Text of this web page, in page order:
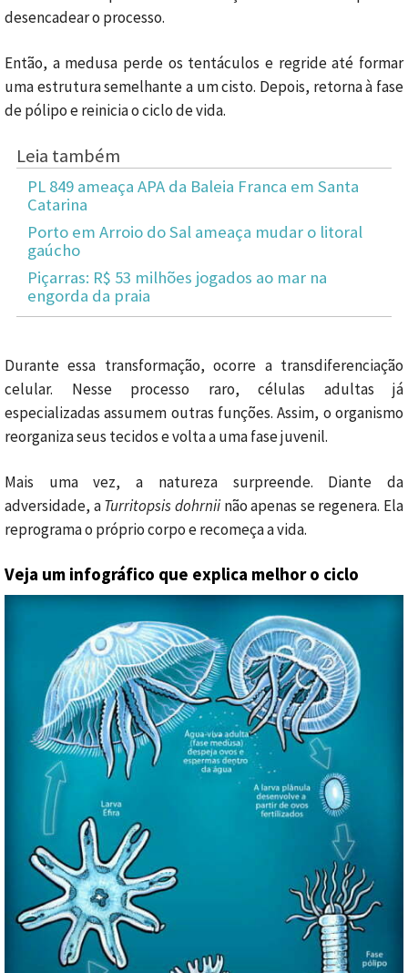
desencadear o processo.
Então, a medusa perde os tentáculos e regride até formar
uma estrutura semelhante a um cisto. Depois, retorna à fase
de pólipo e reinicia o ciclo de vida.
Leia também
PL 849 ameaça APA da Baleia Franca em Santa
Catarina
Porto em Arroio do Sal ameaça mudar o litoral
gaúcho
Piçarras: R$ 53 milhões jogados ao mar na
engorda da praia
Durante essa transformação, ocorre a transdiferenciação
celular. Nesse processo raro, células adultas já
especializadas assumem outras funções. Assim, o organismo
reorganiza seus tecidos e volta a uma fase juvenil.
Mais uma vez, a natureza surpreende. Diante da
adversidade, aTurritopsis dohrniinão apenas se regenera. Ela
reprograma o próprio corpo e recomeça a vida.
Veja um infográfico que explica melhor o ciclo